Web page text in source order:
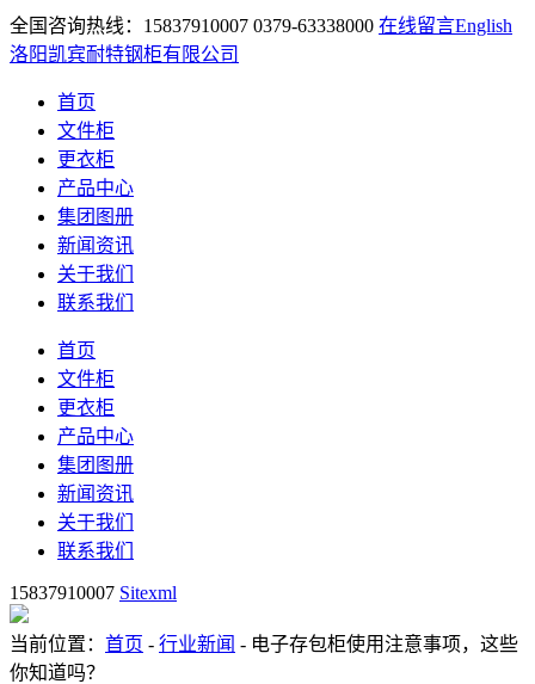
全国咨询热线：15837910007 0379-63338000 在线留言English
洛阳凯宾耐特钢柜有限公司
首页
文件柜
更衣柜
产品中心
集团图册
新闻资讯
关于我们
联系我们
首页
文件柜
更衣柜
产品中心
集团图册
新闻资讯
关于我们
联系我们
15837910007 Sitexml
当前位置： 首页 - 行业新闻 - 电子存包柜使用注意事项，这些
你知道吗？